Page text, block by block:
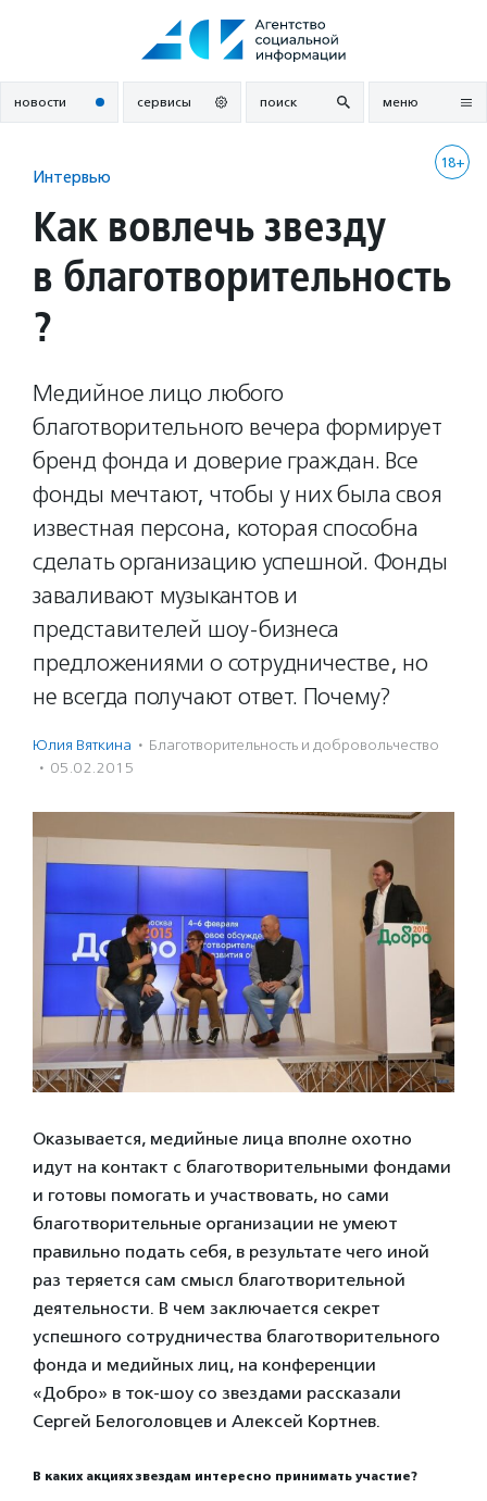
новости сервисы поиск меню
18+
Интервью
Как вовлечь звезду
в благотворительность
?
Медийное лицо любого
благотворительного вечера формирует
бренд фонда и доверие граждан. Все
фонды мечтают, чтобы у них была своя
известная персона, которая способна
сделать организацию успешной. Фонды
заваливают музыкантов и
представителей шоу-бизнеса
предложениями о сотрудничестве, но
не всегда получают ответ. Почему?
Юлия Вяткина · Благотвори­тель­ность и доброволь­чест­во
· 05.02.2015
Оказывается, медийные лица вполне охотно
идут на контакт с благотворительными фондами
и готовы помогать и участвовать, но сами
благотворительные организации не умеют
правильно подать себя, в результате чего иной
раз теряется сам смысл благотворительной
деятельности. В чем заключается секрет
успешного сотрудничества благотворительного
фонда и медийных лиц, на конференции
«Добро» в ток-шоу со звездами рассказали
Сергей Белоголовцев и Алексей Кортнев.
В каких акциях звездам интересно принимать участие?